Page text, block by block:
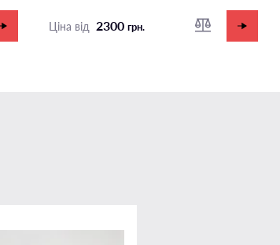
Ціна від 2300 грн.